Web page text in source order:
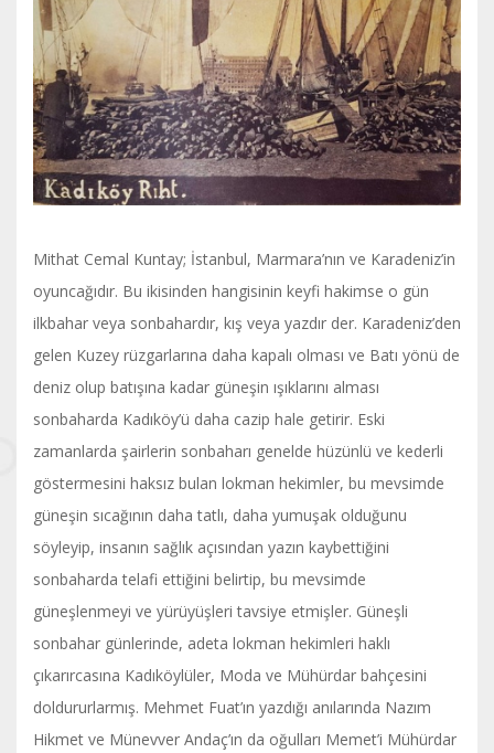
Mithat Cemal Kuntay; İstanbul, Marmara’nın ve Karadeniz’in
oyuncağıdır. Bu ikisinden hangisinin keyfi hakimse o gün
ilkbahar veya sonbahardır, kış veya yazdır der. Karadeniz’den
gelen Kuzey rüzgarlarına daha kapalı olması ve Batı yönü de
deniz olup batışına kadar güneşin ışıklarını alması
sonbaharda Kadıköy’ü daha cazip hale getirir. Eski
zamanlarda şairlerin sonbaharı genelde hüzünlü ve kederli
göstermesini haksız bulan lokman hekimler, bu mevsimde
güneşin sıcağının daha tatlı, daha yumuşak olduğunu
söyleyip, insanın sağlık açısından yazın kaybettiğini
sonbaharda telafi ettiğini belirtip, bu mevsimde
güneşlenmeyi ve yürüyüşleri tavsiye etmişler. Güneşli
sonbahar günlerinde, adeta lokman hekimleri haklı
çıkarırcasına Kadıköylüler, Moda ve Mühürdar bahçesini
doldururlarmış. Mehmet Fuat’ın yazdığı anılarında Nazım
Hikmet ve Münevver Andaç’ın da oğulları Memet’i Mühürdar